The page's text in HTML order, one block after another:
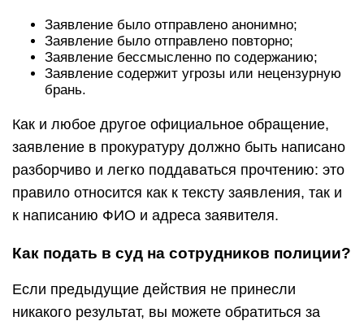
Заявление было отправлено анонимно;
Заявление было отправлено повторно;
Заявление бессмысленно по содержанию;
Заявление содержит угрозы или нецензурную
брань.
Как и любое другое официальное обращение,
заявление в прокуратуру должно быть написано
разборчиво и легко поддаваться прочтению: это
правило относится как к тексту заявления, так и
к написанию ФИО и адреса заявителя.
Как подать в суд на сотрудников полиции?
Если предыдущие действия не принесли
никакого результат, вы можете обратиться за